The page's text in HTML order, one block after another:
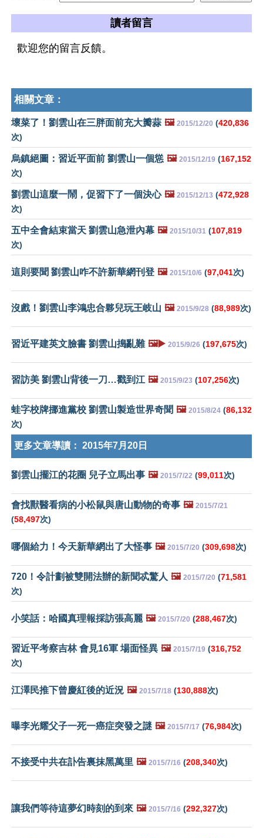
讀者留言
歡迎您的留言反饋。
相關文章：
壞菜了！劉雲山在三胖面前充大瓣蒜 🖼️ 2015/12/20 (420,836
次)
烏鎮絕圖：習近平面前 劉雲山一個慫 🖼️ 2015/12/19 (167,152
次)
劉雲山這麼一鬧，促習下了一個決心 🖼️ 2015/12/13 (472,928
次)
五中全會結束當天 劉雲山急泄內幕 🖼️ 2015/10/31 (107,819
次)
這則要聞 劉雲山咋不許新華網刊登 🖼️ 2015/10/6 (97,041次)
沒戲！劉雲山李鴻忠合夥兒玩王岐山 🖼️ 2015/9/28 (88,989次)
習近平建英文臉書 劉雲山搗亂難 🖼️▶️ 2015/9/26 (197,675次)
習訪美 劉雲山背後一刀…戳到江 🖼️ 2015/9/23 (107,256次)
蛙字校牌挪進黨校 劉雲山製造世界奇聞 🖼️ 2015/8/24 (86,132
次)
更多文章導讀： 2015年7月20日
劉雲山擺江的花圈 兒子立馬出事 🖼️ 2015/7/22 (99,011次)
會找獸醫看病的小松鼠與唐山動物的奇事 🖼️ 2015/7/21
(58,497次)
哪個給力！今天新華網出了大怪事 🖼️ 2015/7/20 (309,698次)
720！令計劃被雙開法辦的新聞忒驚人 🖼️ 2015/7/20 (71,581
次)
小笑話：哈國真理報採訪張高麗 🖼️ 2015/7/20 (288,467次)
習近平考察吉林 會見16軍 場面怪異 🖼️ 2015/7/19 (316,752
次)
江澤民推下曾慶紅後的近況 🖼️ 2015/7/18 (130,888次)
曝李光耀父子一死一癌症突發之謎 🖼️ 2015/7/17 (76,984次)
不接受中共在訃告裏抹黑萬里 🖼️ 2015/7/16 (208,340次)
讓我們等待這夢幻時刻的到來 🖼️ 2015/7/16 (292,327次)